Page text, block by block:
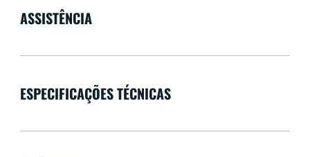
ASSISTÊNCIA
ESPECIFICAÇÕES TÉCNICAS